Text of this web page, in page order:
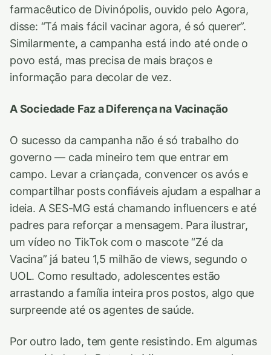
farmacêutico de Divinópolis, ouvido pelo Agora,
disse: “Tá mais fácil vacinar agora, é só querer”.
Similarmente, a campanha está indo até onde o
povo está, mas precisa de mais braços e
informação para decolar de vez.
A Sociedade Faz a Diferença na Vacinação
O sucesso da campanha não é só trabalho do
governo — cada mineiro tem que entrar em
campo. Levar a criançada, convencer os avós e
compartilhar posts confiáveis ajudam a espalhar a
ideia. A SES-MG está chamando influencers e até
padres para reforçar a mensagem. Para ilustrar,
um vídeo no TikTok com o mascote “Zé da
Vacina” já bateu 1,5 milhão de views, segundo o
UOL. Como resultado, adolescentes estão
arrastando a família inteira pros postos, algo que
surpreende até os agentes de saúde.
Por outro lado, tem gente resistindo. Em algumas